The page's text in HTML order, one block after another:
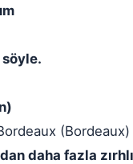
(Bordeaux)
daha fazla